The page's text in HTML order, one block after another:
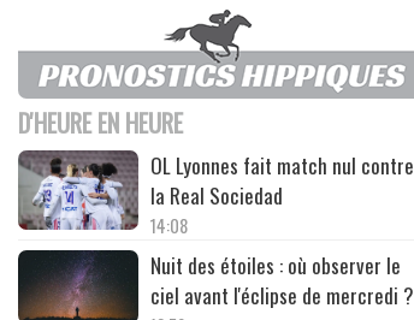
D'HEURE EN HEURE
OL Lyonnes fait match nul contre
la Real Sociedad
14:08
Nuit des étoiles : où observer le
ciel avant l'éclipse de mercredi ?